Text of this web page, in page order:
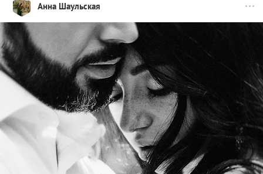
Анна Шаульская